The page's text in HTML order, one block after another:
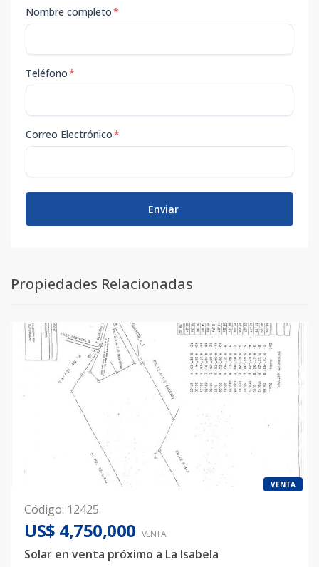
Nombre completo*
Teléfono*
Correo Electrónico*
Enviar
Propiedades Relacionadas
VENTA
Código: 12425
US$ 4,750,000 VENTA
Solar en venta próximo a La Isabela